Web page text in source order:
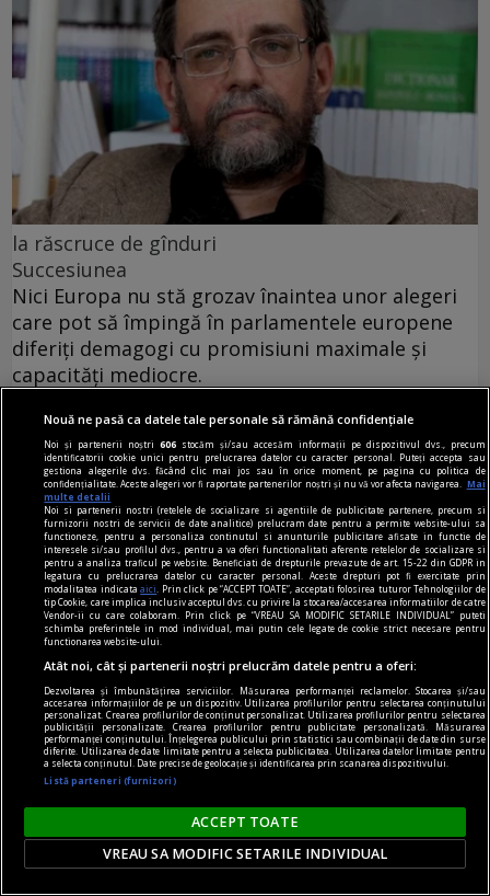
la răscruce de gînduri
Succesiunea
Nici Europa nu stă grozav înaintea unor alegeri
care pot să împingă în parlamentele europene
diferiți demagogi cu promisiuni maximale și
capacități mediocre.
nici așa, nici altminteri
Cum trebuie să fie un președinte
Nu cred în nici o campanie electorală construită
pe negativitate, pe agresiune, pe obsesii strict
individuale.
Andrei PLEŞU
Nouă ne pasă ca datele tale personale să rămână confidențiale
Noi și partenerii noștri606 stocăm și/sau accesăm informații pe dispozitivul dvs., precum
identificatorii cookie unici pentru prelucrarea datelor cu caracter personal. Puteți accepta sau
gestiona alegerile dvs. făcând clic mai jos sau în orice moment, pe pagina cu politica de
confidențialitate. Aceste alegeri vor fi raportate partenerilor noștri și nu vă vor afecta navigarea.
Mai
multe detalii
Noi si partenerii nostri (retelele de socializare si agentiile de publicitate partenere, precum si
furnizorii nostri de servicii de date analitice) prelucram date pentru a permite website-ului sa
functioneze, pentru a personaliza continutul si anunturile publicitare afisate in functie de
interesele si/sau profilul dvs., pentru a va oferi functionalitati aferente retelelor de socializare si
pentru a analiza traficul pe website. Beneficiati de drepturile prevazute de art. 15-22 din GDPR in
legatura cu prelucrarea datelor cu caracter personal. Aceste drepturi pot fi exercitate prin
modalitatea indicataaici
. Prin click pe “ACCEPT TOATE”, acceptati folosirea tuturor Tehnologiilor de
tip Cookie, care implica inclusiv acceptul dvs. cu privire la stocarea/accesarea informatiilor de catre
Vendor-ii cu care colaboram. Prin click pe “VREAU SA MODIFIC SETARILE INDIVIDUAL” puteti
schimba preferintele in mod individual, mai putin cele legate de cookie strict necesare pentru
functionarea website-ului.
Atât noi, cât și partenerii noștri prelucrăm datele pentru a oferi:
Dezvoltarea și îmbunătățirea serviciilor. Măsurarea performanței reclamelor. Stocarea și/sau
accesarea informațiilor de pe un dispozitiv. Utilizarea profilurilor pentru selectarea conținutului
personalizat. Crearea profilurilor de conținut personalizat. Utilizarea profilurilor pentru selectarea
publicității personalizate. Crearea profilurilor pentru publicitate personalizată. Măsurarea
performanței conținutului. Înțelegerea publicului prin statistici sau combinații de date din surse
diferite. Utilizarea de date limitate pentru a selecta publicitatea. Utilizarea datelor limitate pentru
a selecta conținutul. Date precise de geolocație și identificarea prin scanarea dispozitivului.
Listă parteneri (furnizori)
ACCEPT TOATE
VREAU SA MODIFIC SETARILE INDIVIDUAL